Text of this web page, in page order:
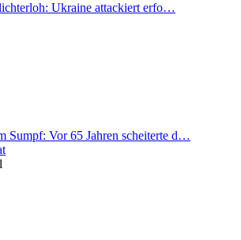
Ukraine attackiert erfo…
Sumpf: Vor 65 Jahren scheiterte d…